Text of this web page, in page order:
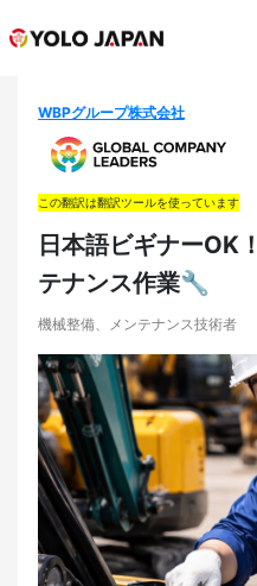
WBPグループ株式会社
この翻訳は翻訳ツールを使っています
日本語ビギナーOK
テナンス作業🔧
機械整備、メンテナンス技術者